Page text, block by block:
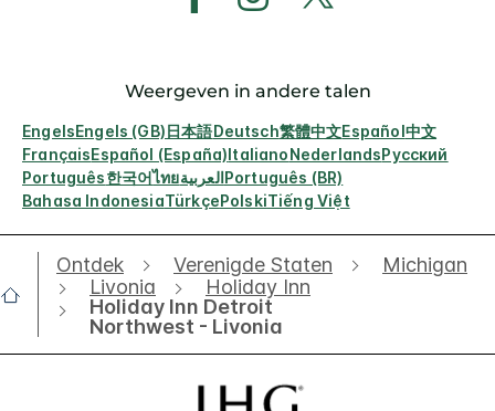
Weergeven in andere talen
EngelsEngels (GB)日本語Deutsch繁體中文Español中文
FrançaisEspañol (España)ItalianoNederlandsРусский
Português한국어ไทยالعربيةPortuguês (BR)
Bahasa IndonesiaTürkçePolskiTiếng Việt
Ontdek Verenigde Staten
Michigan
Livonia
Holiday Inn
Holiday Inn Detroit
Northwest - Livonia